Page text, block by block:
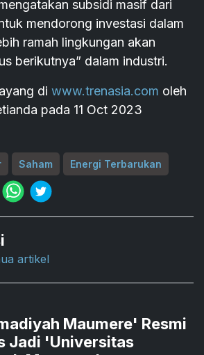
subsidi masif dari
mendorong investasi dalam
ramah lingkungan akan
berikutnya” dalam industri.
di www.trenasia.com oleh
pada 11 Oct 2023
Saham Energi Terbarukan
artikel
Maumere' Resmi
Jadi 'Universitas